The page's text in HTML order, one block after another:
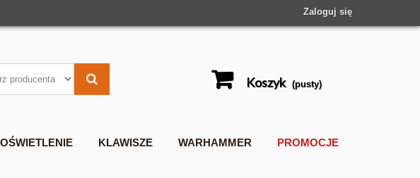
Zaloguj się
Koszyk (pusty)
OŚWIETLENIE KLAWISZE WARHAMMER PROMOCJE